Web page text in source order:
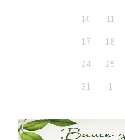
10 11
17 18
24 25
31 1